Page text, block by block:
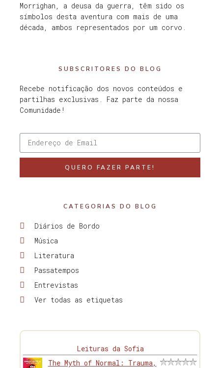
Morrighan, a deusa da guerra, têm sido os
símbolos desta aventura com mais de uma
década, ambos representados por um corvo.
SUBSCRITORES DO BLOG
Recebe notificação dos novos conteúdos e
partilhas exclusivas. Faz parte da nossa
Comunidade!
QUERO FAZER PARTE!
CATEGORIAS DO BLOG
Diários de Bordo
Música
Literatura
Passatempos
Entrevistas
Ver todas as etiquetas
Leituras da Sofia
The Myth of Normal: Trauma,